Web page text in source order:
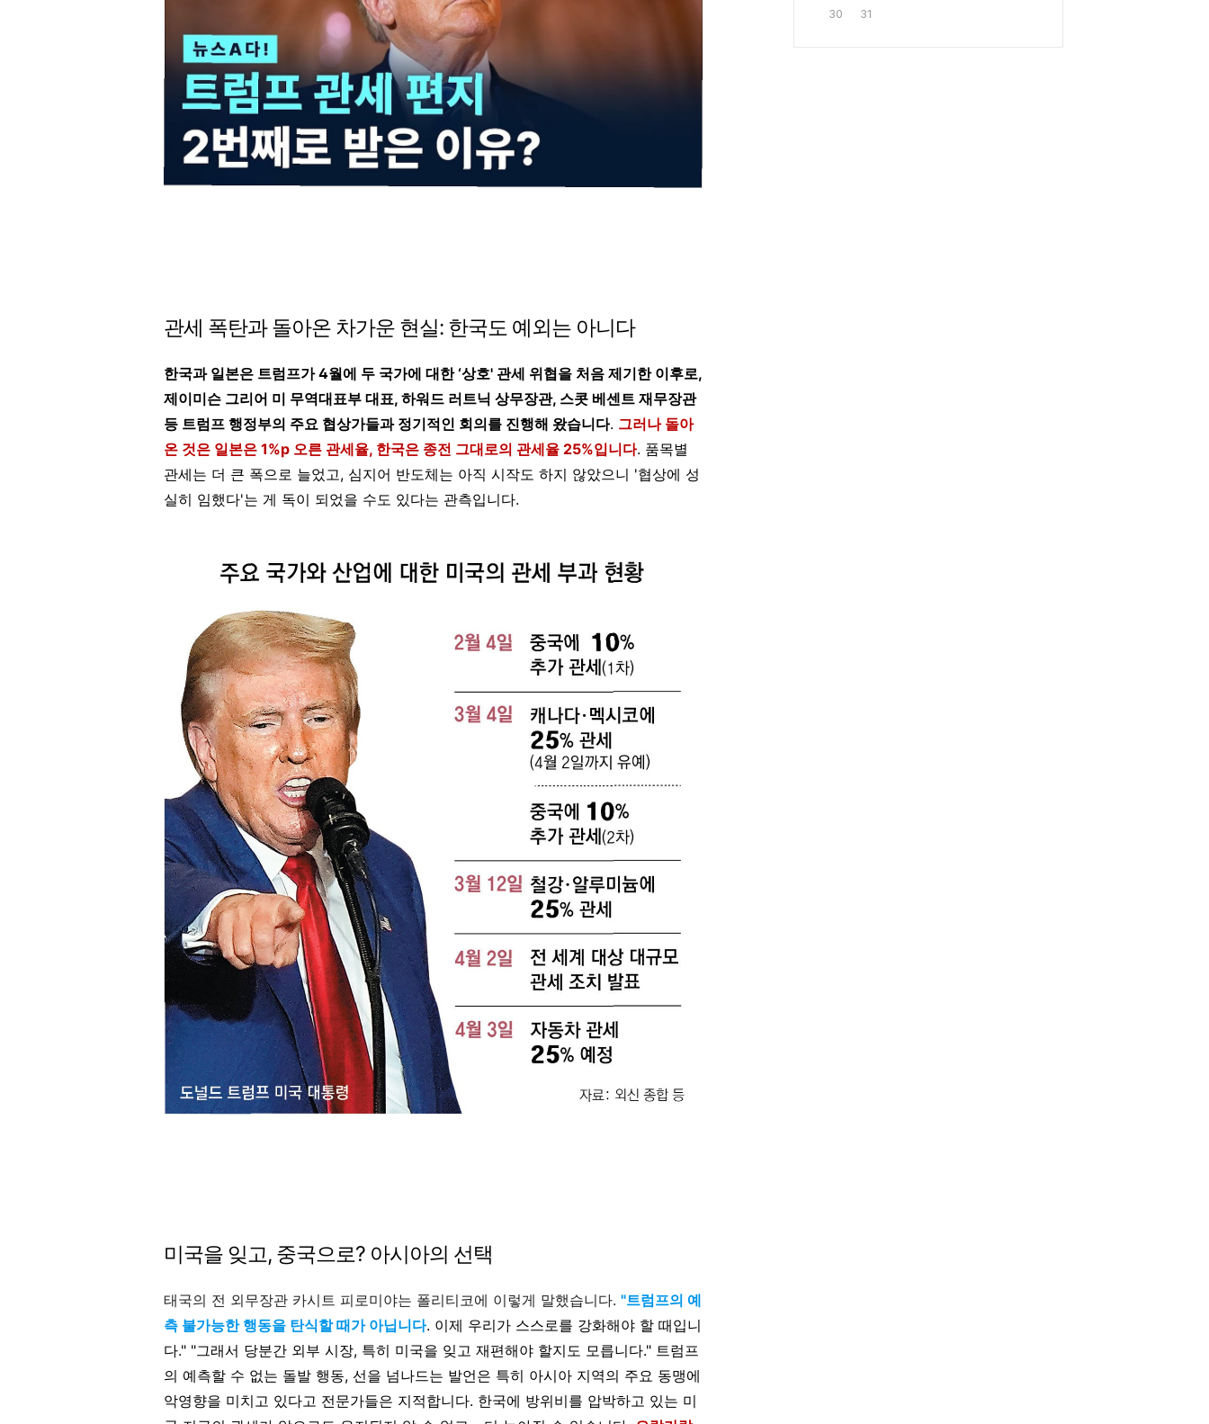
관세 폭탄과 돌아온 차가운 현실: 한국도 예외는 아니다
한국과 일본은 트럼프가 4월에 두 국가에 대한 ‘상호' 관세 위협을 처음 제기한 이후로,
제이미슨 그리어 미 무역대표부 대표, 하워드 러트닉 상무장관, 스콧 베센트 재무장관
등 트럼프 행정부의 주요 협상가들과 정기적인 회의를 진행해 왔습니다. 그러나 돌아
온 것은 일본은 1%p 오른 관세율, 한국은 종전 그대로의 관세율 25%입니다. 품목별
관세는 더 큰 폭으로 늘었고, 심지어 반도체는 아직 시작도 하지 않았으니 '협상에 성
실히 임했다'는 게 독이 되었을 수도 있다는 관측입니다.
미국을 잊고, 중국으로? 아시아의 선택
태국의 전 외무장관 카시트 피로미야는 폴리티코에 이렇게 말했습니다. "트럼프의 예
측 불가능한 행동을 탄식할 때가 아닙니다. 이제 우리가 스스로를 강화해야 할 때입니
다." "그래서 당분간 외부 시장, 특히 미국을 잊고 재편해야 할지도 모릅니다." 트럼프
의 예측할 수 없는 돌발 행동, 선을 넘나드는 발언은 특히 아시아 지역의 주요 동맹에
악영향을 미치고 있다고 전문가들은 지적합니다. 한국에 방위비를 압박하고 있는 미
30
31